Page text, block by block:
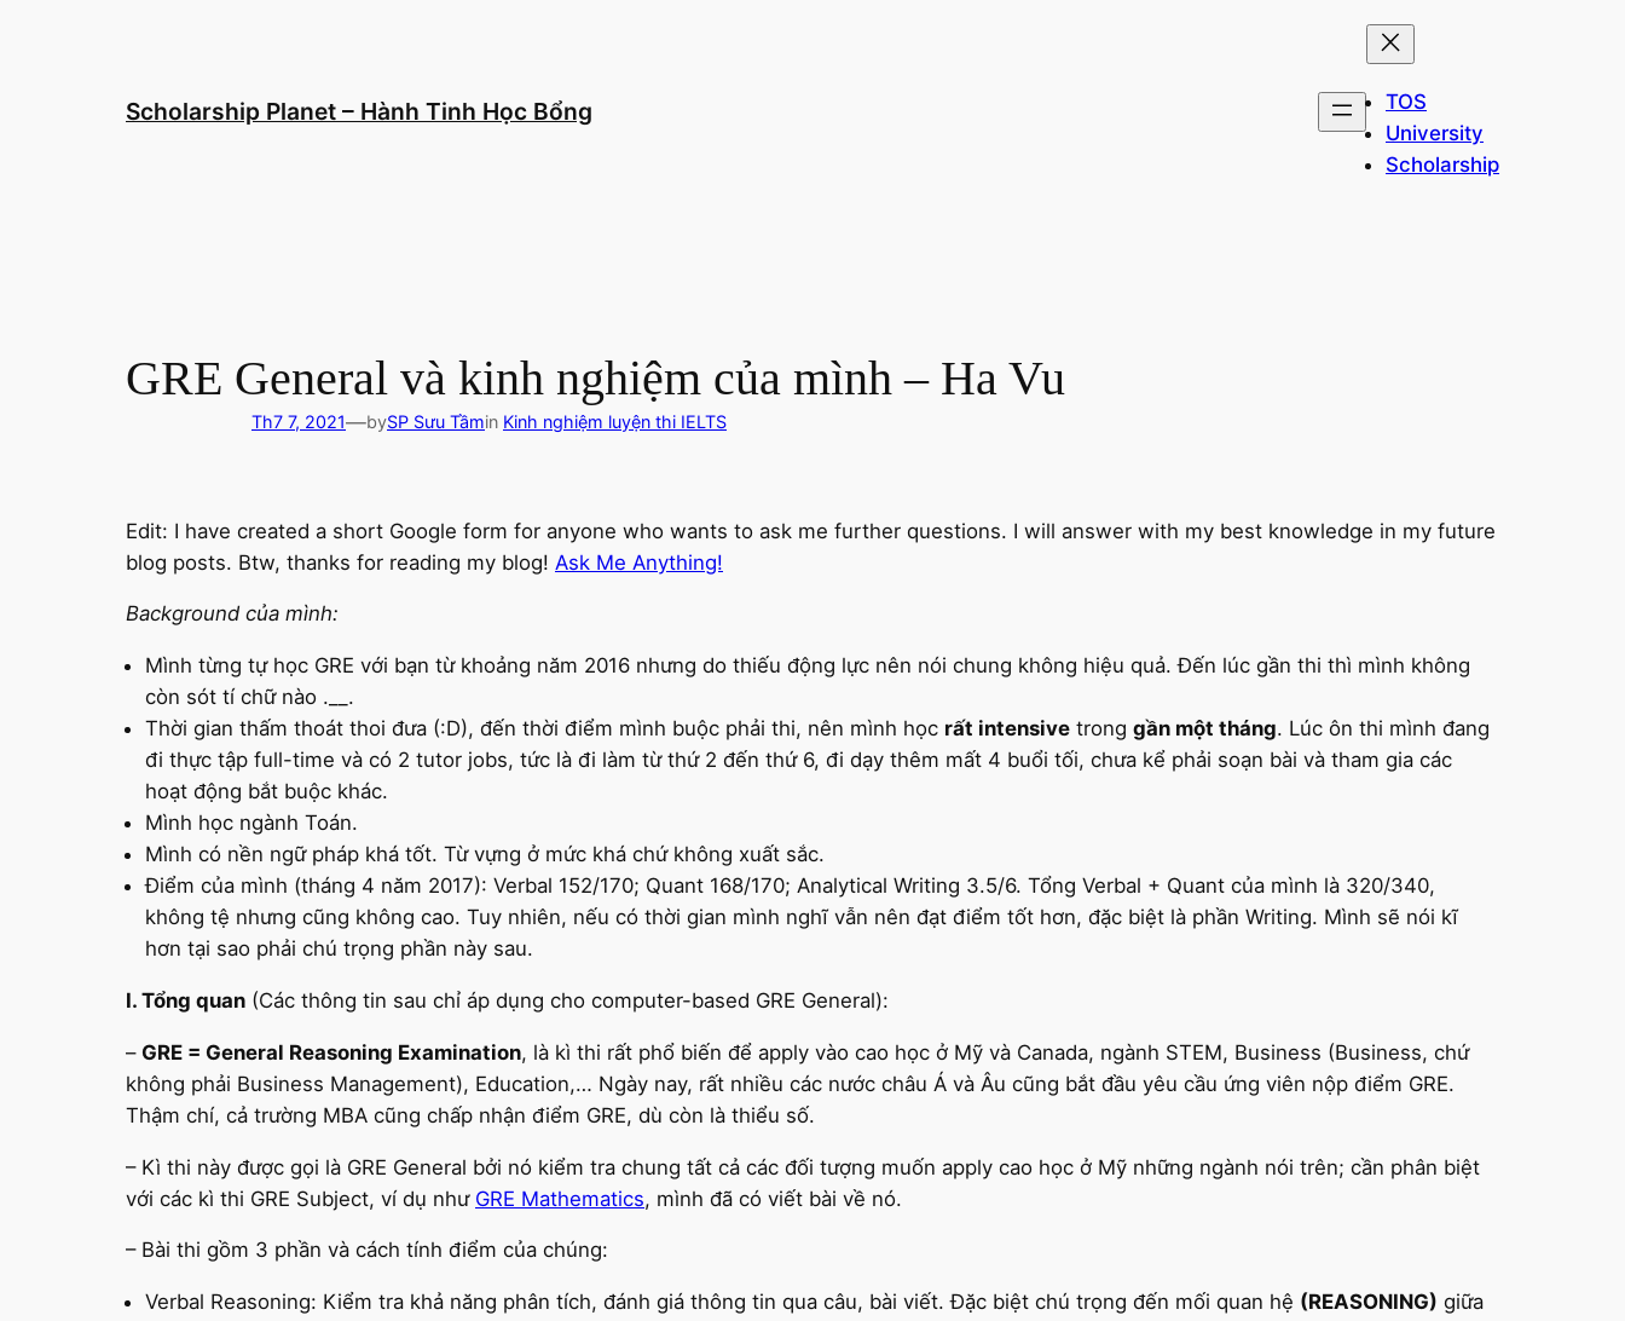
Scholarship Planet – Hành Tinh Học Bổng
TOS
University
Scholarship
GRE General và kinh nghiệm của mình – Ha Vu
Th7 7, 2021—bySP Sưu Tầmin Kinh nghiệm luyện thi IELTS
Edit: I have created a short Google form for anyone who wants to ask me further questions. I will answer with my best knowledge in my future
blog posts. Btw, thanks for reading my blog! Ask Me Anything!
Background của mình:
Mình từng tự học GRE với bạn từ khoảng năm 2016 nhưng do thiếu động lực nên nói chung không hiệu quả. Đến lúc gần thi thì mình không
còn sót tí chữ nào .__.
Thời gian thấm thoát thoi đưa (:D), đến thời điểm mình buộc phải thi, nên mình học rất intensive trong gần một tháng. Lúc ôn thi mình đang
đi thực tập full-time và có 2 tutor jobs, tức là đi làm từ thứ 2 đến thứ 6, đi dạy thêm mất 4 buổi tối, chưa kể phải soạn bài và tham gia các
hoạt động bắt buộc khác.
Mình học ngành Toán.
Mình có nền ngữ pháp khá tốt. Từ vựng ở mức khá chứ không xuất sắc.
Điểm của mình (tháng 4 năm 2017): Verbal 152/170; Quant 168/170; Analytical Writing 3.5/6. Tổng Verbal + Quant của mình là 320/340,
không tệ nhưng cũng không cao. Tuy nhiên, nếu có thời gian mình nghĩ vẫn nên đạt điểm tốt hơn, đặc biệt là phần Writing. Mình sẽ nói kĩ
hơn tại sao phải chú trọng phần này sau.
I. Tổng quan (Các thông tin sau chỉ áp dụng cho computer-based GRE General):
– GRE = General Reasoning Examination, là kì thi rất phổ biến để apply vào cao học ở Mỹ và Canada, ngành STEM, Business (Business, chứ
không phải Business Management), Education,… Ngày nay, rất nhiều các nước châu Á và Âu cũng bắt đầu yêu cầu ứng viên nộp điểm GRE.
Thậm chí, cả trường MBA cũng chấp nhận điểm GRE, dù còn là thiểu số.
– Kì thi này được gọi là GRE General bởi nó kiểm tra chung tất cả các đối tượng muốn apply cao học ở Mỹ những ngành nói trên; cần phân biệt
với các kì thi GRE Subject, ví dụ như GRE Mathematics, mình đã có viết bài về nó.
– Bài thi gồm 3 phần và cách tính điểm của chúng:
Verbal Reasoning: Kiểm tra khả năng phân tích, đánh giá thông tin qua câu, bài viết. Đặc biệt chú trọng đến mối quan hệ (REASONING) giữa